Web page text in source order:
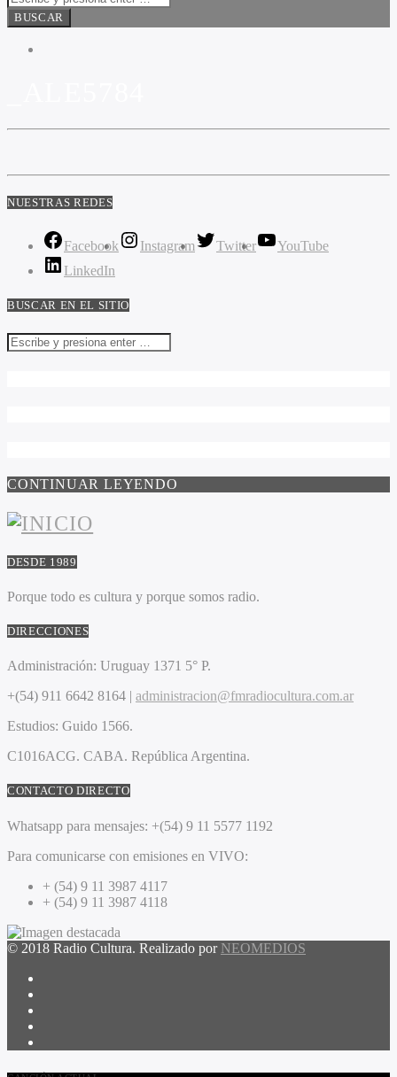
NUESTRAS REDES
Facebook Instagram Twitter
YouTube
LinkedIn
BUSCAR EN EL SITIO
CONTINUAR LEYENDO
DESDE 1989
Porque todo es cultura y porque somos radio.
DIRECCIONES
Administración: Uruguay 1371 5° P.
+(54) 911 6642 8164 | administracion@fmradiocultura.com.ar
Estudios: Guido 1566.
C1016ACG. CABA. República Argentina.
CONTACTO DIRECTO
Whatsapp para mensajes: +(54) 9 11 5577 1192
Para comunicarse con emisiones en VIVO:
+ (54) 9 11 3987 4117
+ (54) 9 11 3987 4118
© 2018 Radio Cultura. Realizado por NEOMEDIOS